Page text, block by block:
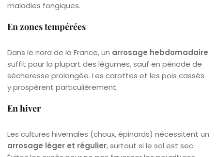
maladies fongiques.
En zones tempérées
Dans le nord de la France, un arrosage hebdomadaire
suffit pour la plupart des légumes, sauf en période de
sécheresse prolongée. Les carottes et les pois cassés
y prospèrent particulièrement.
En hiver
Les cultures hivernales (choux, épinards) nécessitent un
arrosage léger et régulier, surtout si le sol est sec.